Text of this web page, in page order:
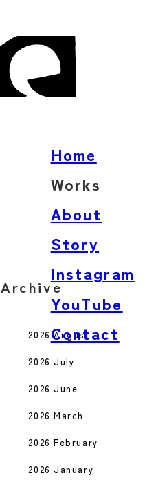
Home
Works
Architecture
Words
About
Story
Instagram
YouTube
Contact
Archive
2026.August
2026.July
2026.June
2026.March
2026.February
2026.January